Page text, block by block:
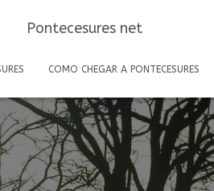
Pontecesures net
COMO CHEGAR A PONTECESURES